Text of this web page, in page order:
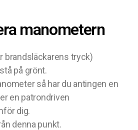
manometern
brandsläckarens tryck)
på grönt.
så har du antingen en
en patrondriven
dig.
denna punkt.